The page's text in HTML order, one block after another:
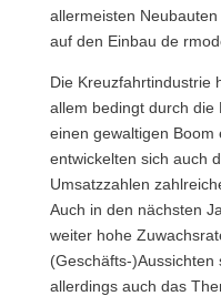
allermeisten
auf den Einbau de
Die Kreuzfahrtindustrie
allem bedingt durch die
einen gewaltigen
entwickelten sich auch
Umsatzzahlen
Auch in den nächsten
weiter hohe
(Geschäfts-
allerdings auch das